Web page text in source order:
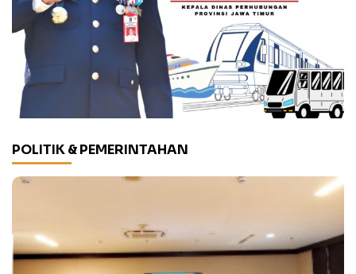
POLITIK & PEMERINTAHAN